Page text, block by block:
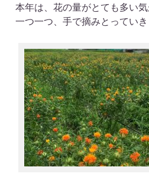
本年は、花の量がとても多い
一つ一つ、手で摘みとってい